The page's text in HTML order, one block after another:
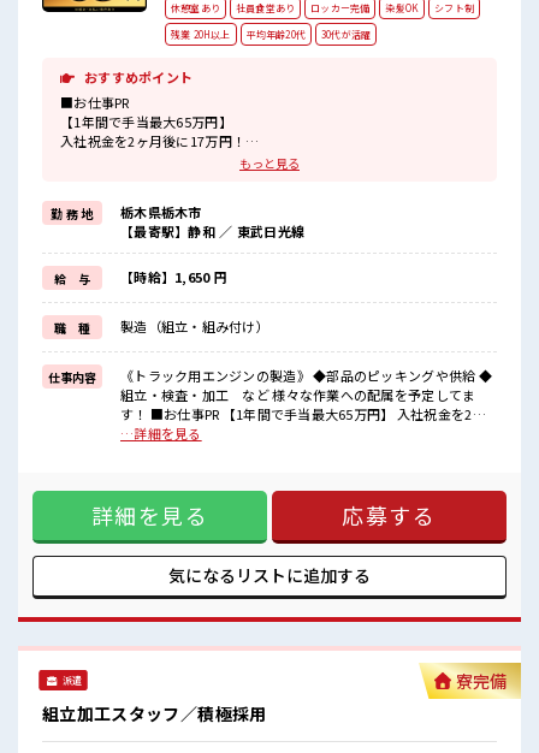
休憩室あり
社員食堂あり ロッカー完備 染髪OK
シフト制
残業 20H以上
平均年齢20代 30代が活躍
おすすめポイント
■お仕事PR
【1年間で手当最大65万円】
入社祝金を2ヶ月後に17万円！
でも…これで終わらないのがこのお仕事！
なんと満了金は3ヶ月ごとにお渡し！
全て合わせると1年間で最大『65万円』もらえる！
【就業先は...】
・午前午後に各10分間の有給休憩あり
・通勤はクルマ/バイク/自転車OK◎
無料Pあり◎通勤交通費は別途支給！
・シャワー室や診療所/喫煙スペースなど設備充実
■最短即日入社決定！
条件があえば応募のその日に入社決定もできる！
男性スタッフさんも活躍中！
髪のカラーリングはキバツ過ぎなければOK♪
自分のすきなようにたのしめるからモチベUP！
売店・社食あり！
ほかにもATM/カギ付き個人ロッカー/シャワー室などがあります★
もっと見る
勤 務 地
栃木県栃木市
【最寄駅】静和 ／ 東武日光線
給 与 【時給】1,650 円
職 種 製造（組立・組み付け）
仕事内容
《トラック用エンジンの製造》 ◆部品のピッキングや供給 ◆
組立・検査・加工 など 様々な作業への配属を予定してま
す！ ■お仕事PR 【1年間で手当最大65万円】 入社祝金を2ヶ
月後に17万円！ 満了金を3ヶ月後に12万円！ お給料にプラ
円』もらえる！ 【就業先は...】 ・午前午後に各10分間の有給
休憩あり ・通勤はクルマ/バイク/自転車OK◎ 無料Pあり◎
通勤交通費は別途支給！ ・シャワー室や診療所/喫煙スペース
など設備充実 ■最短即日入社決定！ 条件があえば応募のその
日に入社決定もできる！ ■職場の雰囲気 男性スタッフさんも
活躍中！ 髪のカラーリングはキバツ過ぎなければOK♪ 自分
ほかにもATM/カギ付き個人ロッカー/シャワー室などがあり
ます★
…詳細を見る
詳細を見る 応募する
気になるリストに追加する
派遣
組立加工スタッフ／積極採用
寮完備